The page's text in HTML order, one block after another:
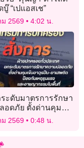
“เปแอสเช”
2569 4:02 น.
ระดับมาตรการรักษา
อดภัย ตั้งด่านคุม
ธปืน–ยาเสพติด’
2569 0:48 น.